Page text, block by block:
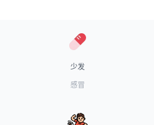
少发
感冒